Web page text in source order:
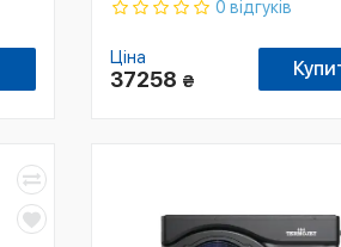
0 відгуків
Ціна
37258 ₴